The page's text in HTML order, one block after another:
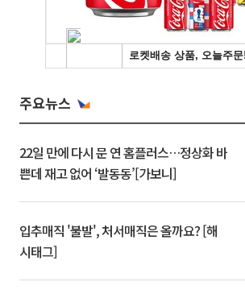
주요뉴스
22일 만에 다시 문 연 홈플러스…정상화 바
쁜데 재고 없어 ‘발동동’[가보니]
입추매직 '불발', 처서매직은 올까요? [해
시태그]